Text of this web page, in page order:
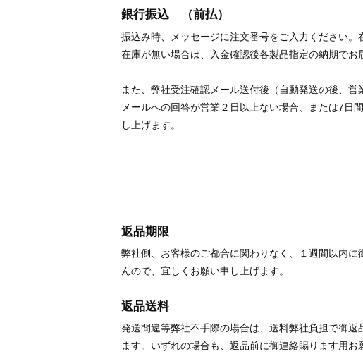
銀行振込 （前払）
振込み時、メッセージに注文番号をご入力ください。
在庫が無い場合は、入金確認後各製品指定の納期でお
また、弊社受注確認メール送付後（自動発送の後、
メールへの回答が営業２日以上ない場合、または7日
し上げます。
返品期限
弊社側、お客様のご都合に関わりなく、１週間以内
んので、宜しくお願い申し上げます。
返品送料
発送間違等弊社不手際の場合は、送料弊社負担で御
ます。いずれの場合も、返品前に御連絡賜ります用お